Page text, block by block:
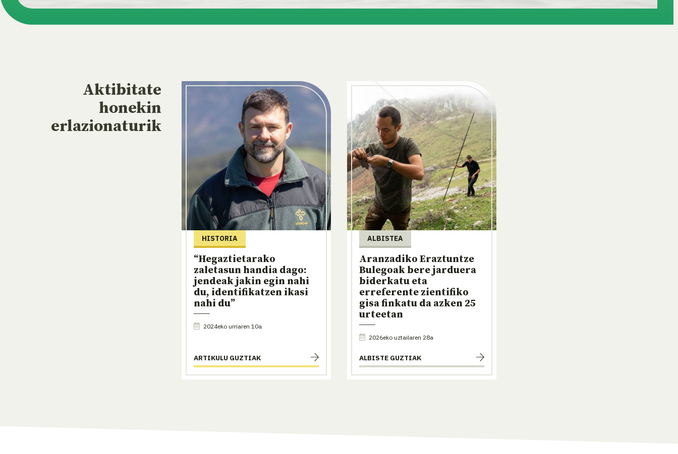
Aktibitate
honekin
erlazionaturik
HISTORIA
“Hegaztietarako
zaletasun handia dago:
jendeak jakin egin nahi
du, identifikatzen ikasi
nahi du”
2024eko urriaren 10a
ARTIKULU GUZTIAK
ALBISTEA
Aranzadiko Eraztuntze
Bulegoak bere jarduera
biderkatu eta
erreferente zientifiko
gisa finkatu da azken 25
urteetan
2026eko uztailaren 28a
ALBISTE GUZTIAK